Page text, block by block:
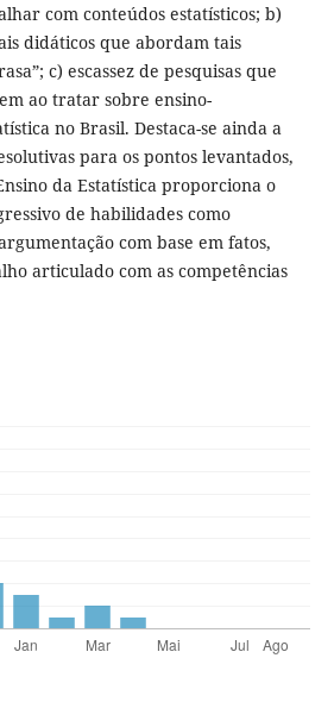
com conteúdos estatísticos; b)
didáticos que abordam tais
c) escassez de pesquisas que
ao tratar sobre ensino-
no Brasil. Destaca-se ainda a
para os pontos levantados,
da Estatística proporciona o
de habilidades como
com base em fatos,
articulado com as competências